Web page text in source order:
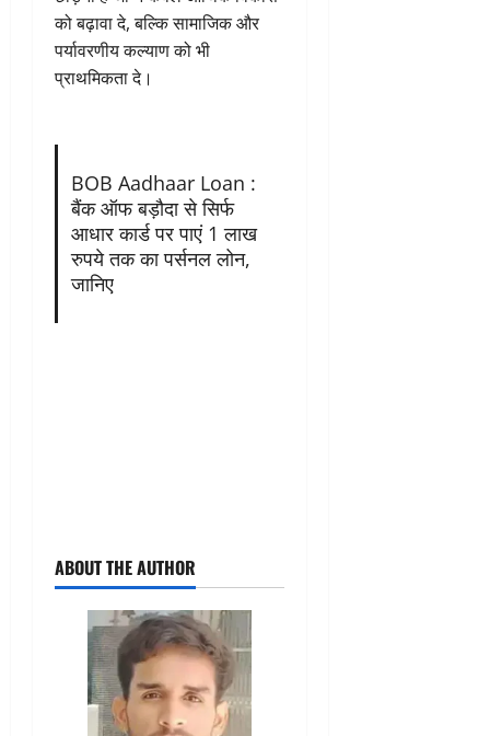
को बढ़ावा दे, बल्कि सामाजिक और
पर्यावरणीय कल्याण को भी
प्राथमिकता दे।
BOB Aadhaar Loan :
बैंक ऑफ बड़ौदा से सिर्फ
आधार कार्ड पर पाएं 1 लाख
रुपये तक का पर्सनल लोन,
जानिए
ABOUT THE AUTHOR